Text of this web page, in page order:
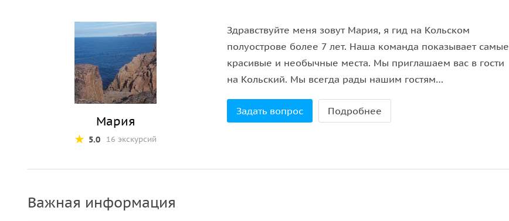
Мария
5.0 16 экскурсий
Здравствуйте меня зовут Мария, я гид на Кольском
полуострове более 7 лет. Наша команда показывает самые
красивые и необычные места. Мы приглашаем вас в гости
на Кольский. Мы всегда рады нашим гостям…
Задать вопрос Подробнее
Важная информация